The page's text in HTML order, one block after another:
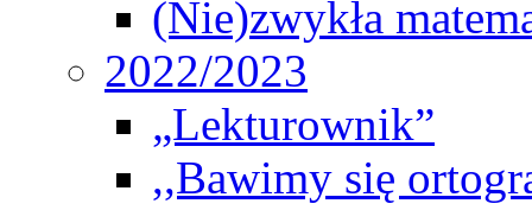
(Nie)zwykła
2022/2023
„Lekturownik”
,,Bawimy się